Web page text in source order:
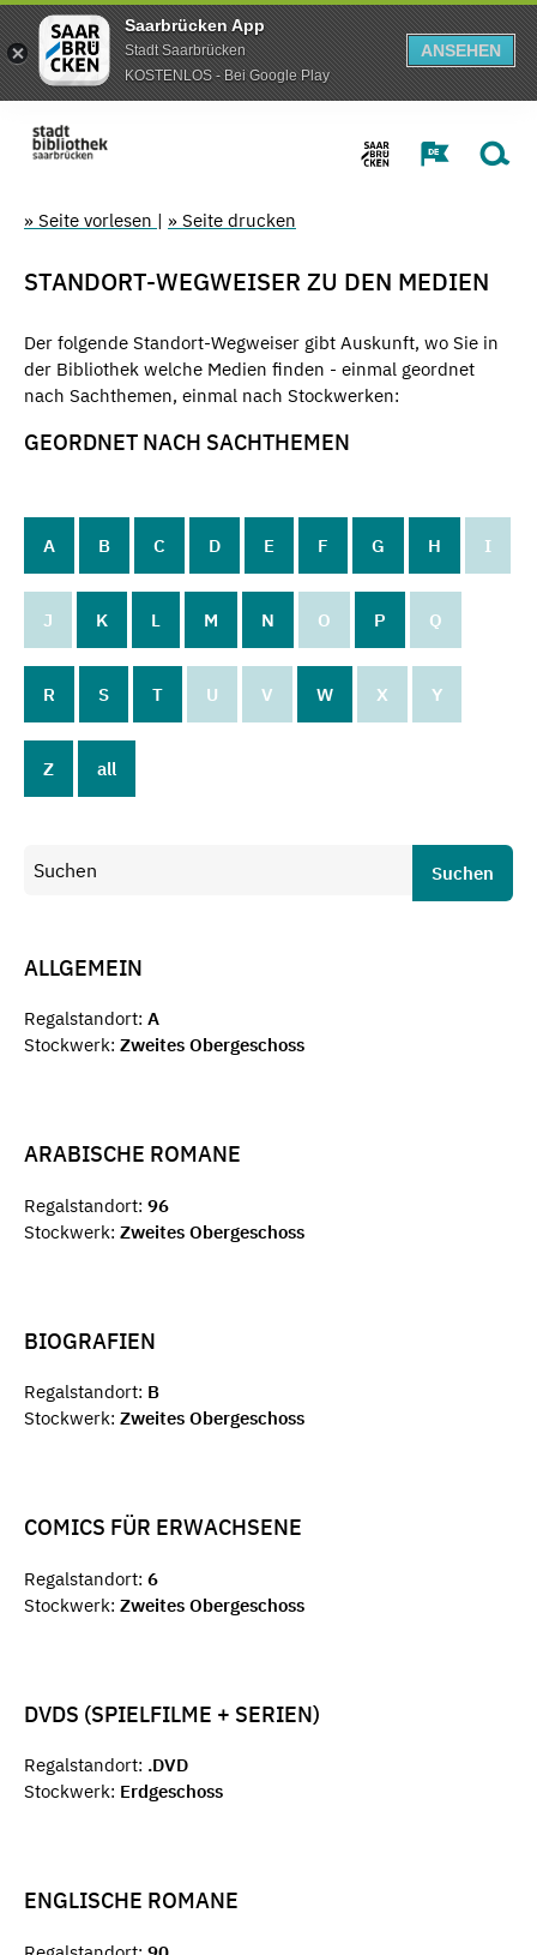
Saarbrücken App
Stadt Saarbrücken
KOSTENLOS - Bei Google Play
ANSEHEN
» Seite vorlesen | » Seite drucken
STANDORT-WEGWEISER ZU DEN MEDIEN
Der folgende Standort-Wegweiser gibt Auskunft, wo Sie in
der Bibliothek welche Medien finden - einmal geordnet
nach Sachthemen, einmal nach Stockwerken:
GEORDNET NACH SACHTHEMEN
A B C D E F G H I
J K L M N O P Q
R S T U V W X Y
Z all
Suchen
ALLGEMEIN
Regalstandort: A
Stockwerk: Zweites Obergeschoss
ARABISCHE ROMANE
Regalstandort: 96
Stockwerk: Zweites Obergeschoss
BIOGRAFIEN
Regalstandort: B
Stockwerk: Zweites Obergeschoss
COMICS FÜR ERWACHSENE
Regalstandort: 6
Stockwerk: Zweites Obergeschoss
DVDS (SPIELFILME + SERIEN)
Regalstandort: .DVD
Stockwerk: Erdgeschoss
ENGLISCHE ROMANE